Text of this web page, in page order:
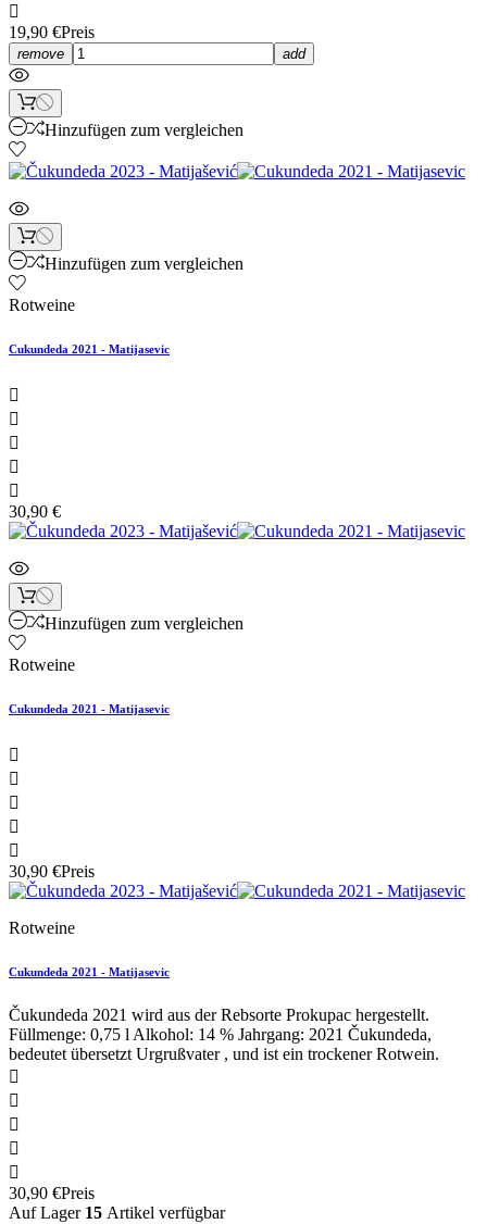

19,90 €Preis
remove add
Hinzufügen zum vergleichen
Hinzufügen zum vergleichen
Rotweine
Cukundeda 2021 - Matijasevic





30,90 €
Hinzufügen zum vergleichen
Rotweine
Cukundeda 2021 - Matijasevic





30,90 €Preis
Rotweine
Cukundeda 2021 - Matijasevic
Čukundeda 2021 wird aus der Rebsorte Prokupac hergestellt.
Füllmenge: 0,75 l Alkohol: 14 % Jahrgang: 2021 Čukundeda,
bedeutet übersetzt Urgrußvater , und ist ein trockener Rotwein.





30,90 €Preis
Auf Lager 15 Artikel verfügbar